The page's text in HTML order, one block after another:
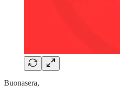
Buonasera,